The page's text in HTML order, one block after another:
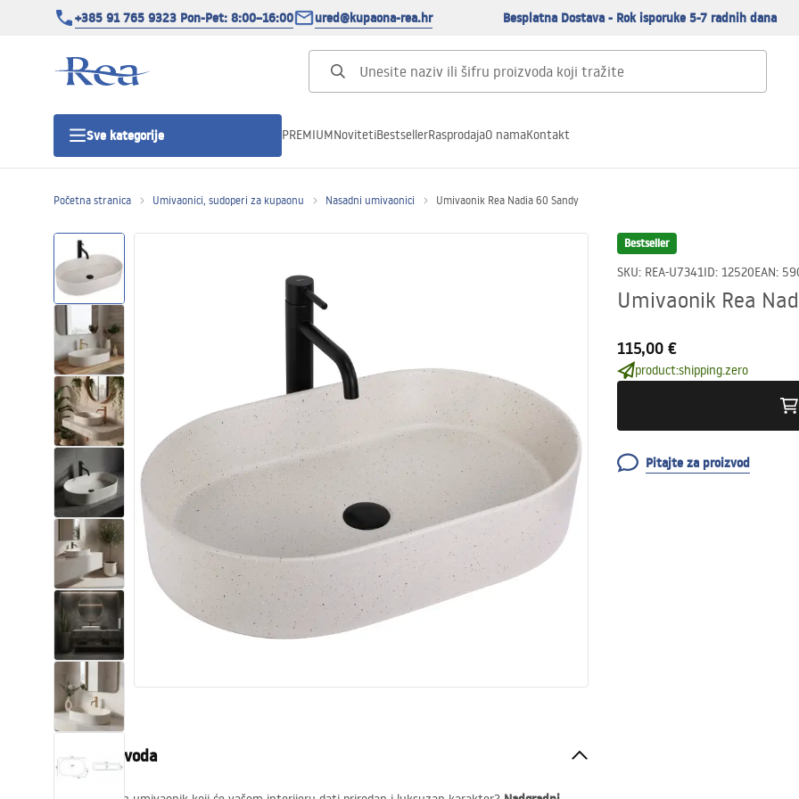
+385 91 765 9323 Pon-Pet: 8:00–16:00 ured@kupaona-rea.hr Besplatna Dostava - Rok isporuke 5-7 radnih dana
Sve kategorije
Tuš vrata
Tuš kade
Tuš Kanalice
WC školjke
Umivaonici
Kade i paravani
Miješalice, pipe, slavine
Tuševi
Pribor i kupaonski namještaj
PREMIUMNovitetiBestsellerRasprodajaO namaKontakt
Početna stranica Umivaonici, sudoperi za kupaonu Nasadni umivaonici Umivaonik Rea Nadia 60 Sandy
Bestseller
SKU: REA-U7341ID: 12520EAN:
Umivaonik Rea
115,00 €
product:shipping.zero
Pitajte za proizvod
Opis proizvoda